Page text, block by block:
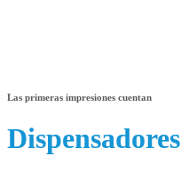
Las primeras impresiones cuentan
Dispensadores